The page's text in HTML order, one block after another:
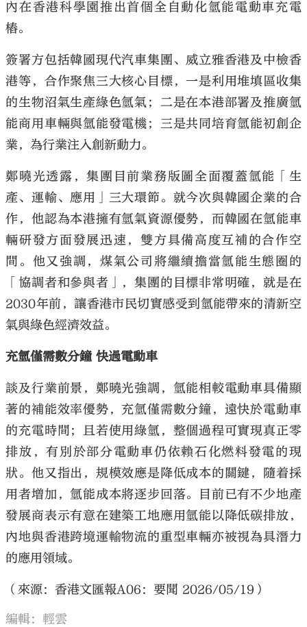
內在香港科學園推出首個全自動化氫能電動車充電
樁。
簽署方包括韓國現代汽車集團、威立雅香港及中檢香
港等，合作聚焦三大核心目標，一是利用堆填區收集
的生物沼氣生產綠色氫氣；二是在本港部署及推廣氫
能商用車輛與氫能發電機；三是共同培育氫能初創企
業，為行業注入創新動力。
鄭曉光透露，集團目前業務版圖全面覆蓋氫能「生
產、運輸、應用」三大環節。就今次與韓國企業的合
作，他認為本港擁有氫氣資源優勢，而韓國在氫能車
輛研發方面發展迅速，雙方具備高度互補的合作空
間。他又強調，煤氣公司將繼續擔當氫能生態圈的
「協調者和參與者」，集團的目標非常明確，就是在
2030年前，讓香港市民切實感受到氫能帶來的清新空
氣與綠色經濟效益。
充氫僅需數分鐘 快過電動車
談及行業前景，鄭曉光強調，氫能相較電動車具備顯
著的補能效率優勢，充氫僅需數分鐘，遠快於電動車
的充電時間；且若使用綠氫，整個過程可實現真正零
排放，有別於部分電動車仍依賴石化燃料發電的現
狀。他又指出，規模效應是降低成本的關鍵，隨着採
用者增加，氫能成本將逐步回落。目前已有不少地產
發展商表示有意在建築工地應用氫能以降低碳排放，
內地與香港跨境運輸物流的重型車輛亦被視為具潛力
的應用領域。
（來源：香港文匯報A06：要聞 2026/05/19）
編輯：輕雲